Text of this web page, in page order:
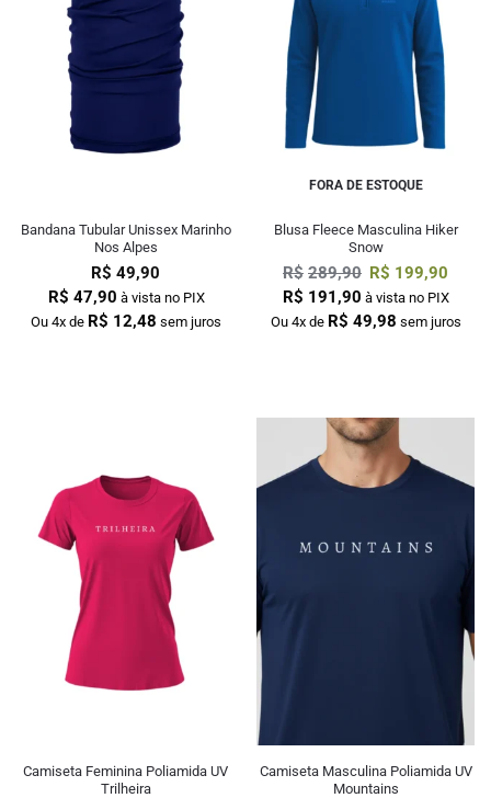
Bandana Tubular Unissex Marinho
Nos Alpes
R$ 49,90
R$ 47,90 à vista no PIX
Ou 4x de R$ 12,48 sem juros
FORA DE ESTOQUE
Blusa Fleece Masculina Hiker
Snow
R$ 289,90 R$ 199,90
R$ 191,90 à vista no PIX
Ou 4x de R$ 49,98 sem juros
Camiseta Feminina Poliamida UV
Trilheira
Camiseta Masculina Poliamida UV
Mountains